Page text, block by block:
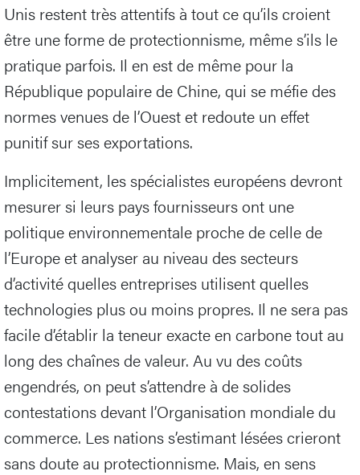
Unis restent très attentifs à tout ce qu’ils croient
être une forme de protectionnisme, même s’ils le
pratique parfois. Il en est de même pour la
République populaire de Chine, qui se méfie des
normes venues de l’Ouest et redoute un effet
punitif sur ses exportations.
Implicitement, les spécialistes européens devront
mesurer si leurs pays fournisseurs ont une
politique environnementale proche de celle de
l’Europe et analyser au niveau des secteurs
d’activité quelles entreprises utilisent quelles
technologies plus ou moins propres. Il ne sera pas
facile d’établir la teneur exacte en carbone tout au
long des chaînes de valeur. Au vu des coûts
engendrés, on peut s’attendre à de solides
contestations devant l’Organisation mondiale du
commerce. Les nations s’estimant lésées crieront
sans doute au protectionnisme. Mais, en sens